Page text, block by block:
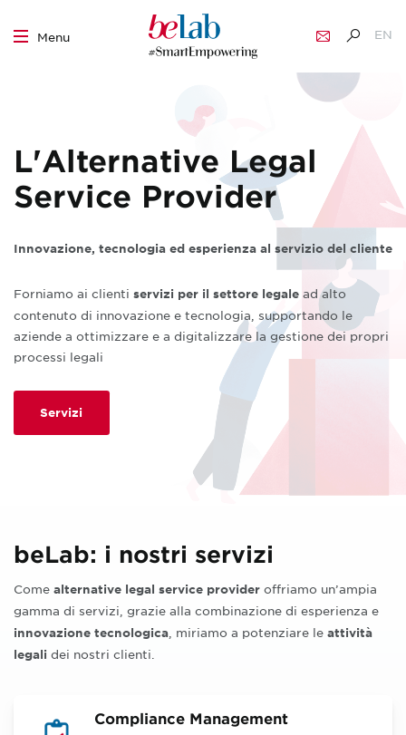
Menu
EN
L'Alternative Legal
Service Provider
Innovazione, tecnologia ed esperienza al servizio del cliente
Forniamo ai clienti servizi per il settore legale ad alto
contenuto di innovazione e tecnologia, supportando le
aziende a ottimizzare e a digitalizzare la gestione dei propri
processi legali
Servizi
beLab: i nostri servizi
Come alternative legal service provider offriamo un’ampia
gamma di servizi, grazie alla combinazione di esperienza e
innovazione tecnologica , miriamo a potenziare le attività
legali dei nostri clienti.
Compliance Management